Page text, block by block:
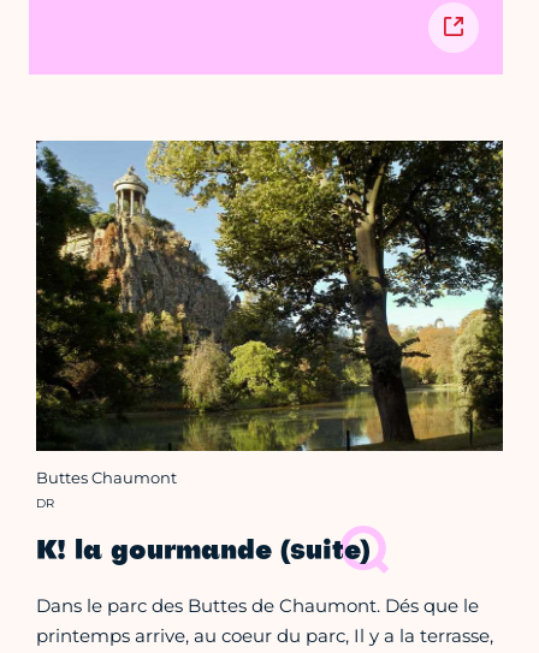
Buttes Chaumont
Crédit photo :
DR
K! la gourmande (suite)
Dans le parc des Buttes de Chaumont. Dés que le
printemps arrive, au coeur du parc, Il y a la terrasse,